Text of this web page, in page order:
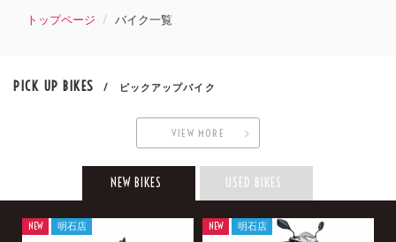
トップページ バイク一覧
PICK UP BIKES / ピックアップバイク
VIEW MORE
NEW BIKES USED BIKES
NEW 明石店 NEW 明石店